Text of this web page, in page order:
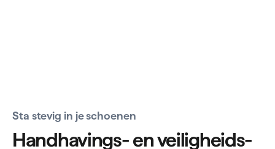
Sta stevig in je schoenen
Hand­havings- en vei­lig­heids­